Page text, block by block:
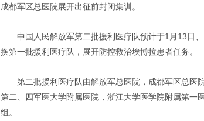
成都军区总医院展开出征前封闭集训。
中国人民解放军第二批援利医疗队预计于1月13日
换第一批援利医疗队，展开防控救治埃博拉患者任务。
第二批援利医疗队由解放军总医院，成都军区总医
第二、四军医大学附属医院，浙江大学医学院附属第一
组。